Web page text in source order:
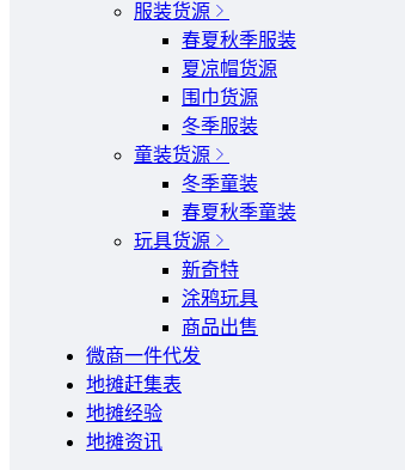
服装货源
春夏秋季服装
夏凉帽货源
围巾货源
冬季服装
童装货源
冬季童装
春夏秋季童装
玩具货源
新奇特
涂鸦玩具
商品出售
微商一件代发
地摊赶集表
地摊经验
地摊资讯